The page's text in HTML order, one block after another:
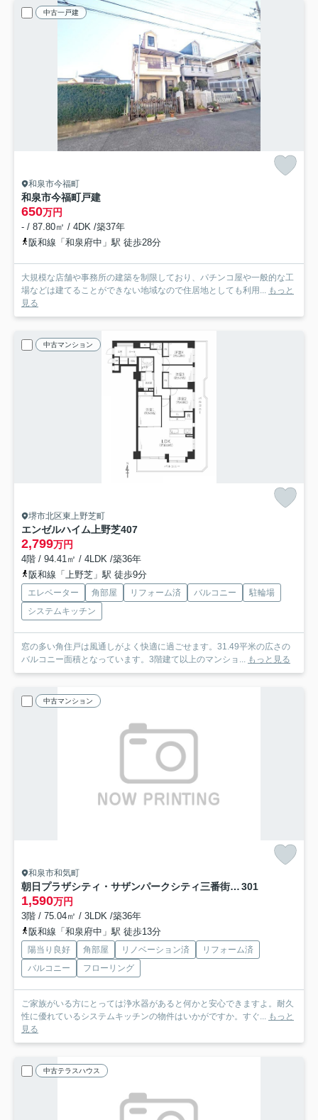
中古一戸建
和泉市今福町
和泉市今福町戸建
650万円
- / 87.80㎡ / 4DK /築37年
阪和線「和泉府中」駅 徒歩28分
大規模な店舗や事務所の建築を制限しており、パチンコ屋や一般的な工
場などは建てることができない地域なので住居地としても利用... もっと
見る
中古マンション
堺市北区東上野芝町
エンゼルハイム上野芝407
2,799万円
4階 / 94.41㎡ / 4LDK /築36年
阪和線「上野芝」駅 徒歩9分
エレベーター 角部屋 リフォーム済 バルコニー
駐輪場
システムキッチン
窓の多い角住戸は風通しがよく快適に過ごせます。31.49平米の広さの
バルコニー面積となっています。3階建て以上のマンショ... もっと見る
中古マンション
和泉市和気町
朝日プラザシティ・サザンパークシティ三番街(E棟) 301
1,590万円
3階 / 75.04㎡ / 3LDK /築36年
阪和線「和泉府中」駅 徒歩13分
陽当り良好 角部屋 リノベーション済
リフォーム済
バルコニー
フローリング
ご家族がいる方にとっては浄水器があると何かと安心できますよ。耐久
性に優れているシステムキッチンの物件はいかがですか。すぐ...
もっと
見る
中古テラスハウス